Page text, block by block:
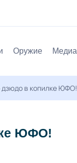
Оружие Медиа
дзюдо в копилке ЮФО!
ЮФО!